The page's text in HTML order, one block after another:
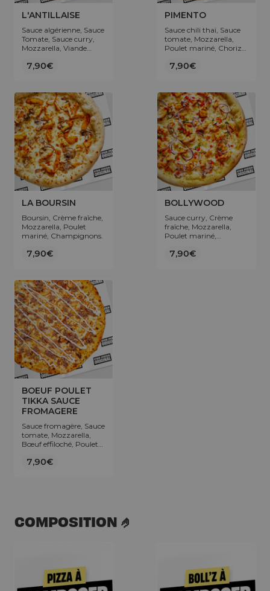
L'ANTILLAISE
Sauce algérienne, Sauce
Tomate, Sauce curry,
Mozzarella, Viande
Champignons, Olives.
7,90€
PIMENTO
Sauce chili thaï, Sauce
tomate, Mozzarella,
Poulet mariné, Chorizo
Olives.
7,90€
LA BOURSIN
Boursin, Crème fraîche,
Mozzarella, Poulet
mariné, Champignons.
7,90€
BOLLYWOOD
Sauce curry, Crème
fraîche, Mozzarella,
Poulet mariné,
7,90€
BOEUF POULET
TIKKA SAUCE
FROMAGERE
Sauce fromagère, Sauce
tomate, Mozzarella,
Bœuf effiloché, Poulet
fromagère.
7,90€
COMPOSITION 🤌